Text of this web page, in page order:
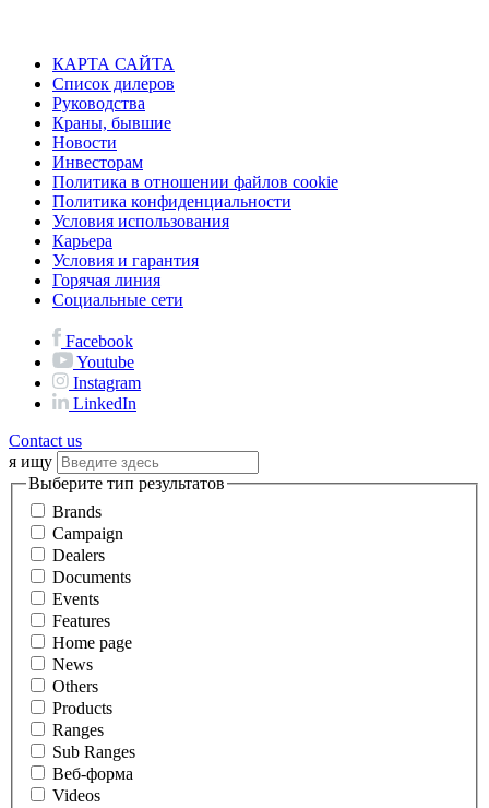
КАРТА САЙТА
Список дилеров
Руководства
Краны, бывшие
Новости
Инвесторам
Политика в отношении файлов cookie
Политика конфиденциальности
Условия использования
Карьера
Условия и гарантия
Горячая линия
Социальные сети
Facebook
Youtube
Instagram
LinkedIn
Contact us
я ищу
Выберите тип результатов
Brands
Campaign
Dealers
Documents
Events
Features
Home page
News
Others
Products
Ranges
Sub Ranges
Веб-форма
Videos